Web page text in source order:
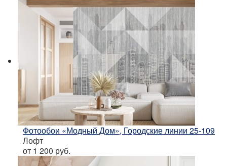
Фотообои «Модный Дом», Городские линии 25-109
Лофт
от 1 200 руб.